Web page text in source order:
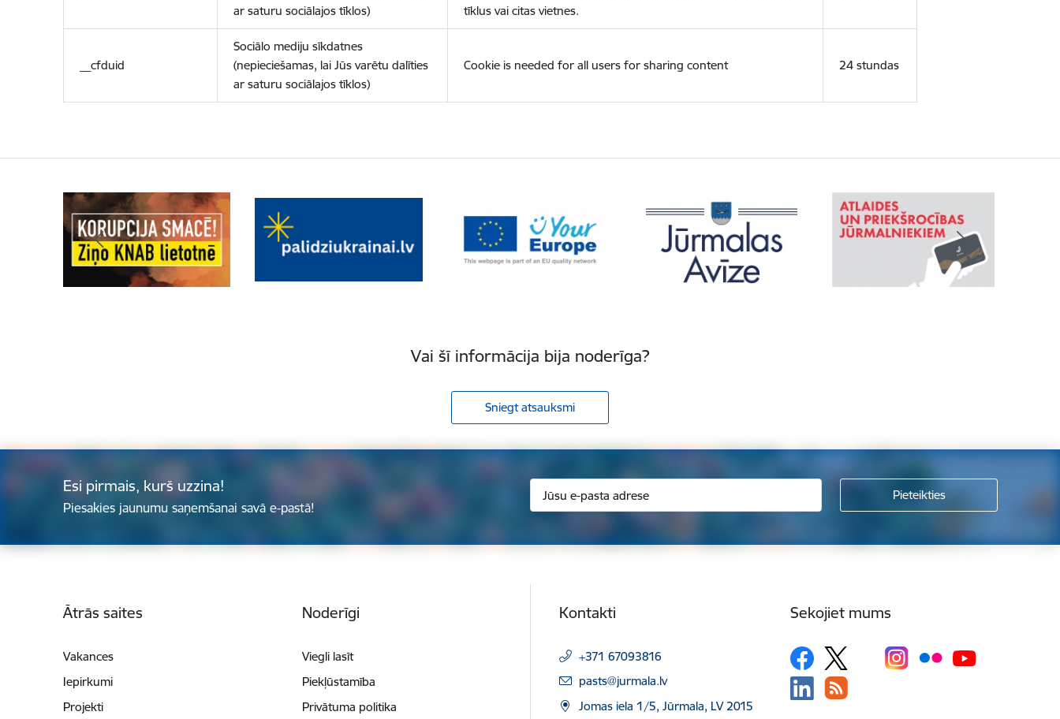
ar saturu sociālajos tīklos)
tīklus vai citas vietnes.
__cfduid
Sociālo mediju sīkdatnes
(nepieciešamas, lai Jūs varētu dalīties
ar saturu sociālajos tīklos)
Cookie is needed for all users for sharing content 24 stundas
Vai šī informācija bija noderīga?
Sniegt atsauksmi
Esi pirmais, kurš uzzina!
Piesakies jaunumu saņemšanai savā e-pastā!
Ātrās saites
Vakances
Iepirkumi
Projekti
Noderīgi
Viegli lasīt
Piekļūstamība
Privātuma politika
Kontakti
+371 67093816
E-pasts:
pasts@jurmala.lv
Jomas iela 1/5, Jūrmala, LV 2015
Sekojiet mums